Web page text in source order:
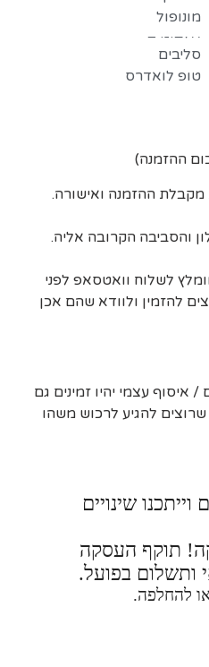
קופסאות אחסון
אלבומים
סליבים
טופ לואדרס
מונופול
ההזמנה)
והסביבה הקרובה אליה.
לשלוח וואטסאפ לפני
להזמין ולוודא שהם אכן
עצמי יהיו זמינים גם
שרוצים להגיע לרכוש משהו
שינויים
תוקף העסקה
ותשלום בפועל.
להחלפה.